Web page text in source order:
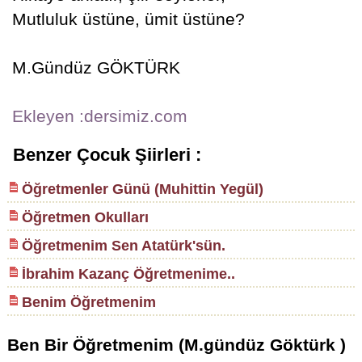
Mutluluk üstüne, ümit üstüne?
M.Gündüz GÖKTÜRK
Ekleyen :dersimiz.com
Benzer Çocuk Şiirleri :
Öğretmenler Günü (Muhittin Yegül)
Öğretmen Okulları
Öğretmenim Sen Atatürk'sün.
İbrahim Kazanç Öğretmenime..
Benim Öğretmenim
Ben Bir Öğretmenim (M.gündüz Göktürk )